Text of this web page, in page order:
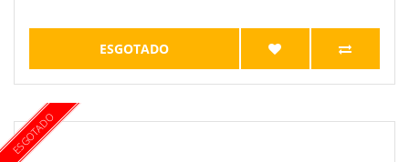
ESGOTADO
ESGOTADO